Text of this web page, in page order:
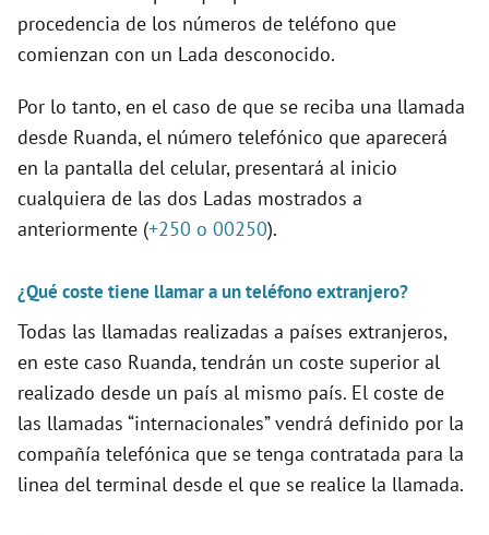
procedencia de los números de teléfono que
comienzan con un Lada desconocido.
Por lo tanto, en el caso de que se reciba una llamada
desde Ruanda, el número telefónico que aparecerá
en la pantalla del celular, presentará al inicio
cualquiera de las dos Ladas mostrados a
anteriormente (+250 o 00250).
¿Qué coste tiene llamar a un teléfono extranjero?
Todas las llamadas realizadas a países extranjeros,
en este caso Ruanda, tendrán un coste superior al
realizado desde un país al mismo país. El coste de
las llamadas “internacionales” vendrá definido por la
compañía telefónica que se tenga contratada para la
linea del terminal desde el que se realice la llamada.